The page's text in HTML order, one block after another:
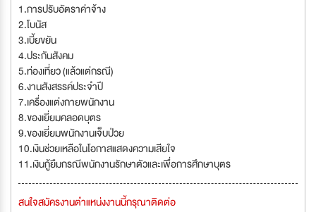
1.การปรับอัตราค่าจ้าง
2.โบนัส
3.เบี้ยขยัน
4.ประกันสังคม
5.ท่องเที่ยว (แล้วแต่กรณี)
6.งานสังสรรค์ประจำปี
7.เครื่องแต่งกายพนักงาน
8.ของเยี่ยมคลอดบุตร
9.ของเยี่ยมพนักงานเจ็บป่วย
10.เงินช่วยเหลือในโอกาสแสดงความเสียใจ
11.เงินกู้ยืมกรณีพนักงานรักษาตัวและเพื่อการศึกษาบุตร
สนใจสมัครงานตำแหน่งงานนี้กรุณาติดต่อ